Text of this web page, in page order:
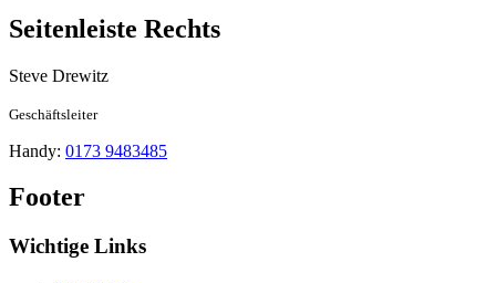
Seitenleiste Rechts
Steve Drewitz
Geschäftsleiter
Handy: 0173 9483485
Footer
Wichtige Links